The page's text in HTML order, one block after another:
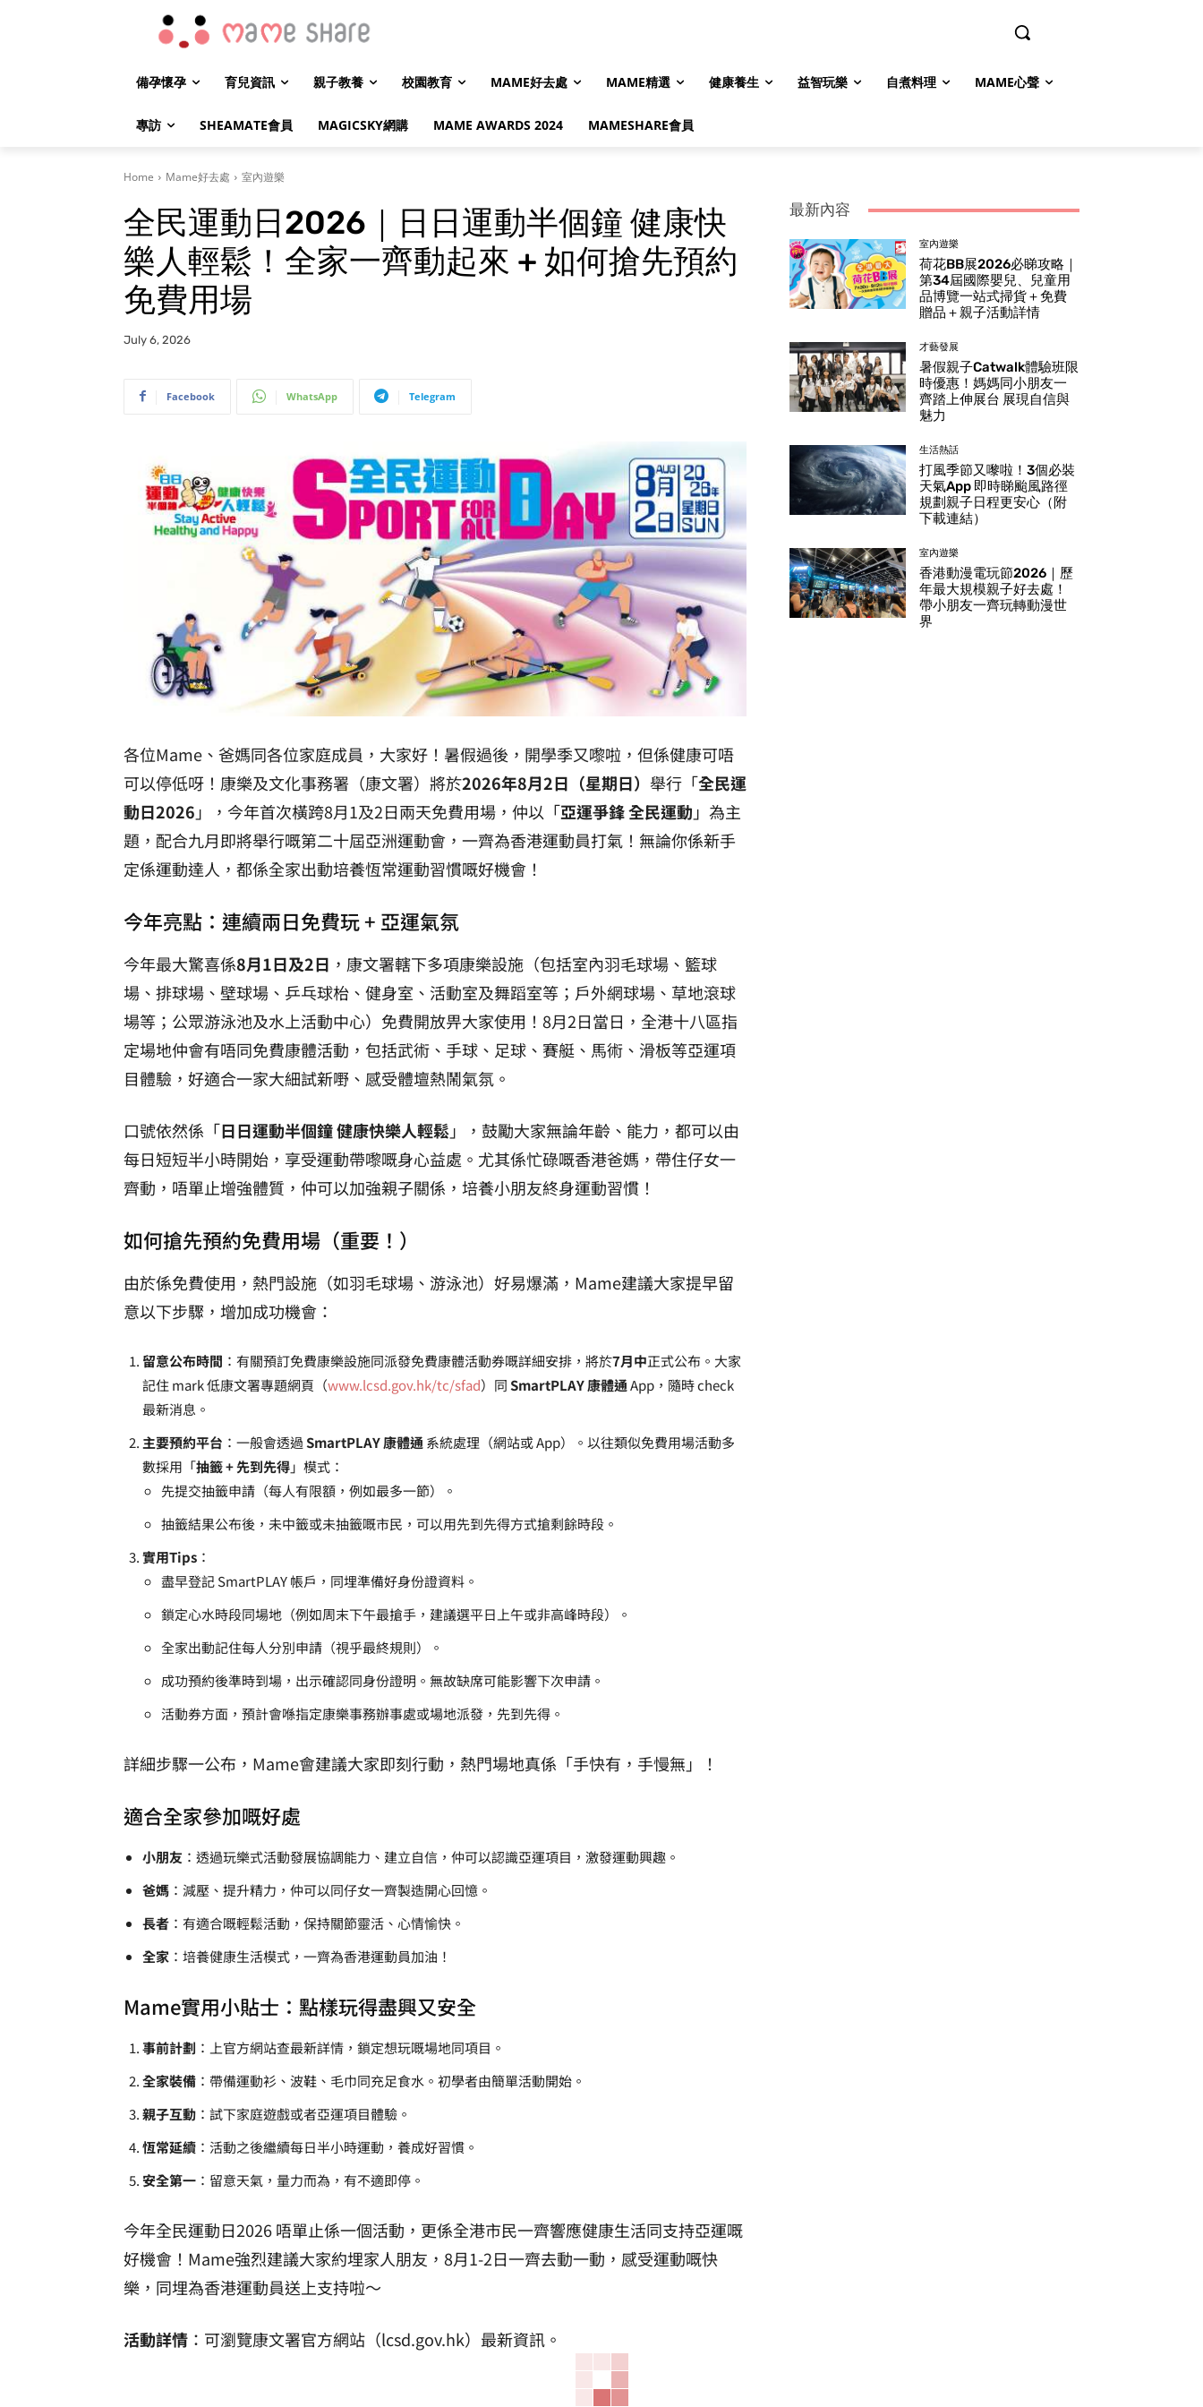
備孕懷孕 育兒資訊 親子教養 校園教育 MAME好去處 MAME精選 健康養生 益智玩樂 自煮料理 MAME心聲
專訪 SHEAMATE會員 MAGICSKY網購 MAME AWARDS 2024 MAMESHARE會員
Home Mame好去處 室內遊樂
全民運動日2026｜日日運動半個鐘 健康快
樂人輕鬆！全家一齊動起來 + 如何搶先預約
免費用場
July 6, 2026
Facebook WhatsApp Telegram
各位Mame、爸媽同各位家庭成員，大家好！暑假過後，開學季又嚟啦，但係健康可唔
可以停低呀！康樂及文化事務署（康文署）將於2026年8月2日（星期日） 舉行「全民運
動日2026 」，今年首次橫跨8月1及2日兩天免費用場，仲以「亞運爭鋒 全民運動 」為主
題，配合九月即將舉行嘅第二十屆亞洲運動會，一齊為香港運動員打氣！無論你係新手
定係運動達人，都係全家出動培養恆常運動習慣嘅好機會！
今年亮點：連續兩日免費玩 + 亞運氣氛
今年最大驚喜係8月1日及2日 ，康文署轄下多項康樂設施（包括室內羽毛球場、籃球
場、排球場、壁球場、乒乓球枱、健身室、活動室及舞蹈室等；戶外網球場、草地滾球
場等；公眾游泳池及水上活動中心）免費開放畀大家使用！8月2日當日，全港十八區指
定場地仲會有唔同免費康體活動，包括武術、手球、足球、賽艇、馬術、滑板等亞運項
目體驗，好適合一家大細試新嘢、感受體壇熱鬧氣氛。
口號依然係「日日運動半個鐘 健康快樂人輕鬆」，鼓勵大家無論年齡、能力，都可以由
每日短短半小時開始，享受運動帶嚟嘅身心益處。尤其係忙碌嘅香港爸媽，帶住仔女一
齊動，唔單止增強體質，仲可以加強親子關係，培養小朋友終身運動習慣！
如何搶先預約免費用場（重要！）
由於係免費使用，熱門設施（如羽毛球場、游泳池）好易爆滿，Mame建議大家提早留
意以下步驟，增加成功機會：
留意公布時間 ：有關預訂免費康樂設施同派發免費康體活動券嘅詳細安排，將於7月中正式公布。大家
記住 mark 低康文署專題網頁（www.lcsd.gov.hk/tc/sfad）同SmartPLAY 康體通App，隨時 check
最新消息。
主要預約平台 ：一般會透過SmartPLAY 康體通 系統處理（網站或 App）。以往類似免費用場活動多
數採用「抽籤 + 先到先得」模式：
先提交抽籤申請（每人有限額，例如最多一節）。
抽籤結果公布後，未中籤或未抽籤嘅市民，可以用先到先得方式搶剩餘時段。
實用Tips ：
盡早登記 SmartPLAY 帳戶，同埋準備好身份證資料。
鎖定心水時段同場地（例如周末下午最搶手，建議選平日上午或非高峰時段）。
全家出動記住每人分別申請（視乎最終規則）。
成功預約後準時到場，出示確認同身份證明。無故缺席可能影響下次申請。
活動券方面，預計會喺指定康樂事務辦事處或場地派發，先到先得。
詳細步驟一公布，Mame會建議大家即刻行動，熱門場地真係「手快有，手慢無」！
適合全家參加嘅好處
小朋友 ：透過玩樂式活動發展協調能力、建立自信，仲可以認識亞運項目，激發運動興趣。
爸媽 ：減壓、提升精力，仲可以同仔女一齊製造開心回憶。
長者 ：有適合嘅輕鬆活動，保持關節靈活、心情愉快。
全家 ：培養健康生活模式，一齊為香港運動員加油！
Mame實用小貼士：點樣玩得盡興又安全
事前計劃 ：上官方網站查最新詳情，鎖定想玩嘅場地同項目。
全家裝備 ：帶備運動衫、波鞋、毛巾同充足食水。初學者由簡單活動開始。
親子互動 ：試下家庭遊戲或者亞運項目體驗。
恆常延續 ：活動之後繼續每日半小時運動，養成好習慣。
安全第一 ：留意天氣，量力而為，有不適即停。
今年全民運動日2026 唔單止係一個活動，更係全港市民一齊響應健康生活同支持亞運嘅
好機會！Mame強烈建議大家約埋家人朋友，8月1-2日一齊去動一動，感受運動嘅快
樂，同埋為香港運動員送上支持啦～
活動詳情 ：可瀏覽康文署官方網站（lcsd.gov.hk）最新資訊。
最新內容
室內遊樂
荷花BB展2026必睇攻略｜
第34屆國際嬰兒、兒童用
品博覽一站式掃貨＋免費
贈品＋親子活動詳情
才藝發展
暑假親子Catwalk體驗班限
時優惠！媽媽同小朋友一
齊踏上伸展台 展現自信與
魅力
生活熱話
打風季節又嚟啦！3個必裝
天氣App 即時睇颱風路徑
規劃親子日程更安心（附
下載連結）
室內遊樂
香港動漫電玩節2026｜歷
年最大規模親子好去處！
帶小朋友一齊玩轉動漫世
界